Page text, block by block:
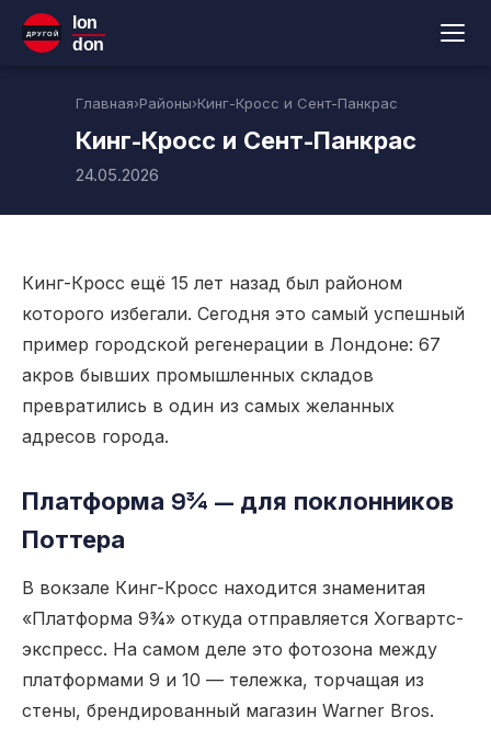
ДРУГОЙ
lon
don
Главная›Районы›Кинг-Кросс и Сент-Панкрас
Кинг-Кросс и Сент-Панкрас
24.05.2026
Кинг-Кросс ещё 15 лет назад был районом
которого избегали. Сегодня это самый успешный
пример городской регенерации в Лондоне: 67
акров бывших промышленных складов
превратились в один из самых желанных
адресов города.
Платформа 9¾ — для поклонников
Поттера
В вокзале Кинг-Кросс находится знаменитая
«Платформа 9¾» откуда отправляется Хогвартс-
экспресс. На самом деле это фотозона между
платформами 9 и 10 — тележка, торчащая из
стены, брендированный магазин Warner Bros.